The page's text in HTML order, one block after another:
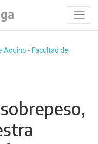
Aquino - Facultad de